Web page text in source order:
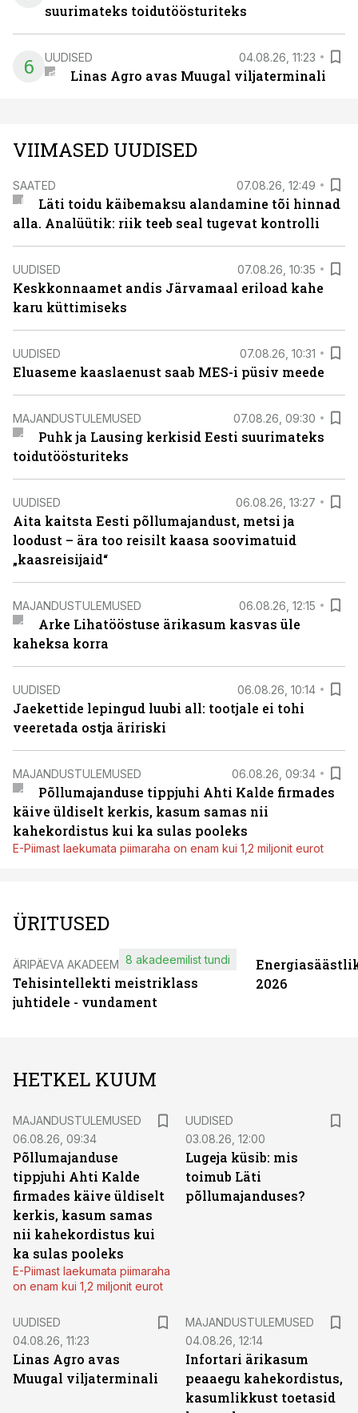
suurimateks toidutöösturiteks
6 UUDISED 04.08.26, 11:23
Linas Agro avas Muugal viljaterminali
VIIMASED UUDISED
SAATED 07.08.26, 12:49
Läti toidu käibemaksu alandamine tõi hinnad
alla. Analüütik: riik teeb seal tugevat kontrolli
UUDISED 07.08.26, 10:35
Keskkonnaamet andis Järvamaal eriload kahe
karu küttimiseks
UUDISED 07.08.26, 10:31
Eluaseme kaaslaenust saab MES-i püsiv meede
MAJANDUSTULEMUSED 07.08.26, 09:30
Puhk ja Lausing kerkisid Eesti suurimateks
toidutöösturiteks
UUDISED 06.08.26, 13:27
Aita kaitsta Eesti põllumajandust, metsi ja
loodust – ära too reisilt kaasa soovimatuid
„kaasreisijaid“
MAJANDUSTULEMUSED 06.08.26, 12:15
Arke Lihatööstuse ärikasum kasvas üle
kaheksa korra
UUDISED 06.08.26, 10:14
Jaekettide lepingud luubi all: tootjale ei tohi
veeretada ostja äririski
MAJANDUSTULEMUSED 06.08.26, 09:34
Põllumajanduse tippjuhi Ahti Kalde firmades
käive üldiselt kerkis, kasum samas nii
kahekordistus kui ka sulas pooleks
E-Piimast laekumata piimaraha on enam kui 1,2 miljonit eurot
ÜRITUSED
ÄRIPÄEVA AKADEEMIA
Tehisintellekti meistriklass
juhtidele - vundament
8 akadeemilist tundi
2026
HETKEL KUUM
MAJANDUSTULEMUSED
06.08.26, 09:34
Põllumajanduse
tippjuhi Ahti Kalde
firmades käive üldiselt
kerkis, kasum samas
nii kahekordistus kui
ka sulas pooleks
E-Piimast laekumata piimaraha
on enam kui 1,2 miljonit eurot
UUDISED
03.08.26, 12:00
Lugeja küsib: mis
toimub Läti
põllumajanduses?
UUDISED
04.08.26, 11:23
Linas Agro avas
Muugal viljaterminali
MAJANDUSTULEMUSED
04.08.26, 12:14
Infortari ärikasum
peaaegu kahekordistus,
kasumlikkust toetasid